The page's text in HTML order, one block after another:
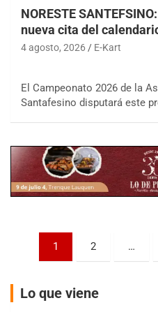
NORESTE
nueva cita del
4 agosto, 2026 E-Kart
El Campeonato 2026 de la
Santafesino disputará este
Paginación
entradas
1 2 …
Lo que viene
08/09-AGO
KDO - F6
Ciudad de Trenque Lauquen (Asfalto)
Trenque Lauquen (Buenos Aires)
Villaguay (Entre Ríos)
El Cerro (Tierra)
Victoria (Entre Ríos)